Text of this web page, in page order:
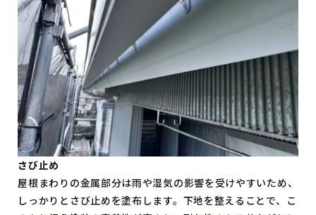
さび止め
屋根まわりの金属部分は雨や湿気の影響を受けやすいため、
しっかりとさび止めを塗布します。下地を整えることで、こ